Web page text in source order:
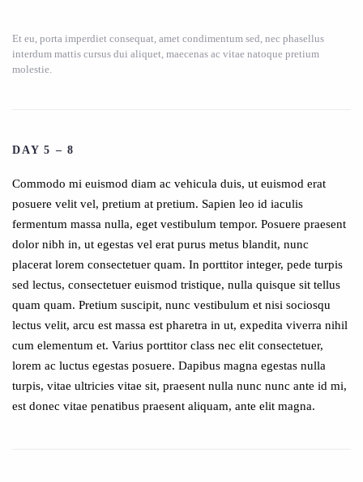
Et eu, porta imperdiet consequat, amet condimentum sed, nec phasellus
interdum mattis cursus dui aliquet, maecenas ac vitae natoque pretium
molestie.
DAY 5 – 8
Commodo mi euismod diam ac vehicula duis, ut euismod erat
posuere velit vel, pretium at pretium. Sapien leo id iaculis
fermentum massa nulla, eget vestibulum tempor. Posuere praesent
dolor nibh in, ut egestas vel erat purus metus blandit, nunc
placerat lorem consectetuer quam. In porttitor integer, pede turpis
sed lectus, consectetuer euismod tristique, nulla quisque sit tellus
quam quam. Pretium suscipit, nunc vestibulum et nisi sociosqu
lectus velit, arcu est massa est pharetra in ut, expedita viverra nihil
cum elementum et. Varius porttitor class nec elit consectetuer,
lorem ac luctus egestas posuere. Dapibus magna egestas nulla
turpis, vitae ultricies vitae sit, praesent nulla nunc nunc ante id mi,
est donec vitae penatibus praesent aliquam, ante elit magna.